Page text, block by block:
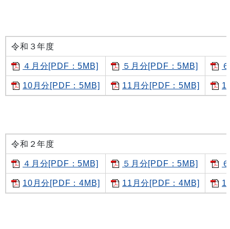
令和３年度
４月分[PDF：5MB] ５月分[PDF：5MB]
10月分[PDF：5MB] 11月分[PDF：5MB]
令和２年度
４月分[PDF：5MB] ５月分[PDF：5MB]
10月分[PDF：4MB] 11月分[PDF：4MB]